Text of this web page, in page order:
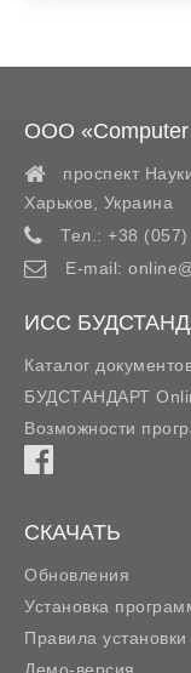
ООО «Computer
проспект
Харьков
Украина
Тел.: +38 (057)
E-mail:
ИСС
Каталог
БУДСТАНДАРТ
Возможности
СКАЧАТЬ
Обновления
Установка
Правила установки